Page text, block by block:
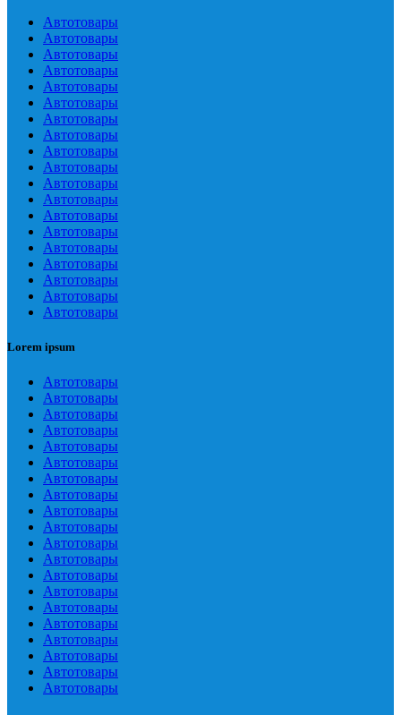
Автотовары
Автотовары
Автотовары
Автотовары
Автотовары
Автотовары
Автотовары
Автотовары
Автотовары
Автотовары
Автотовары
Автотовары
Автотовары
Автотовары
Автотовары
Автотовары
Автотовары
Автотовары
Автотовары
Lorem ipsum
Автотовары
Автотовары
Автотовары
Автотовары
Автотовары
Автотовары
Автотовары
Автотовары
Автотовары
Автотовары
Автотовары
Автотовары
Автотовары
Автотовары
Автотовары
Автотовары
Автотовары
Автотовары
Автотовары
Автотовары